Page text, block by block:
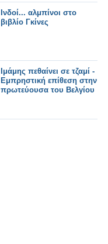
Ινδοί... αλμπίνοι στο
βιβλίο Γκίνες
Ιμάμης πεθαίνει σε τζαμί -
Εμπρηστική επίθεση στην
πρωτεύουσα του Βελγίου